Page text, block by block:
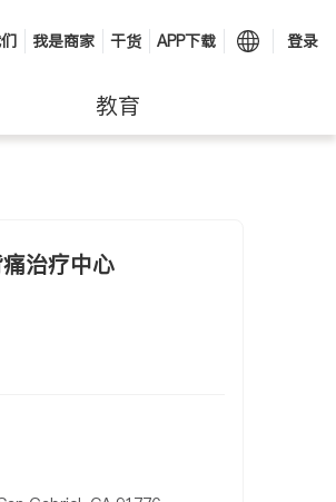
我是商家 干货 APP下载 登录
教育
痛治疗中心